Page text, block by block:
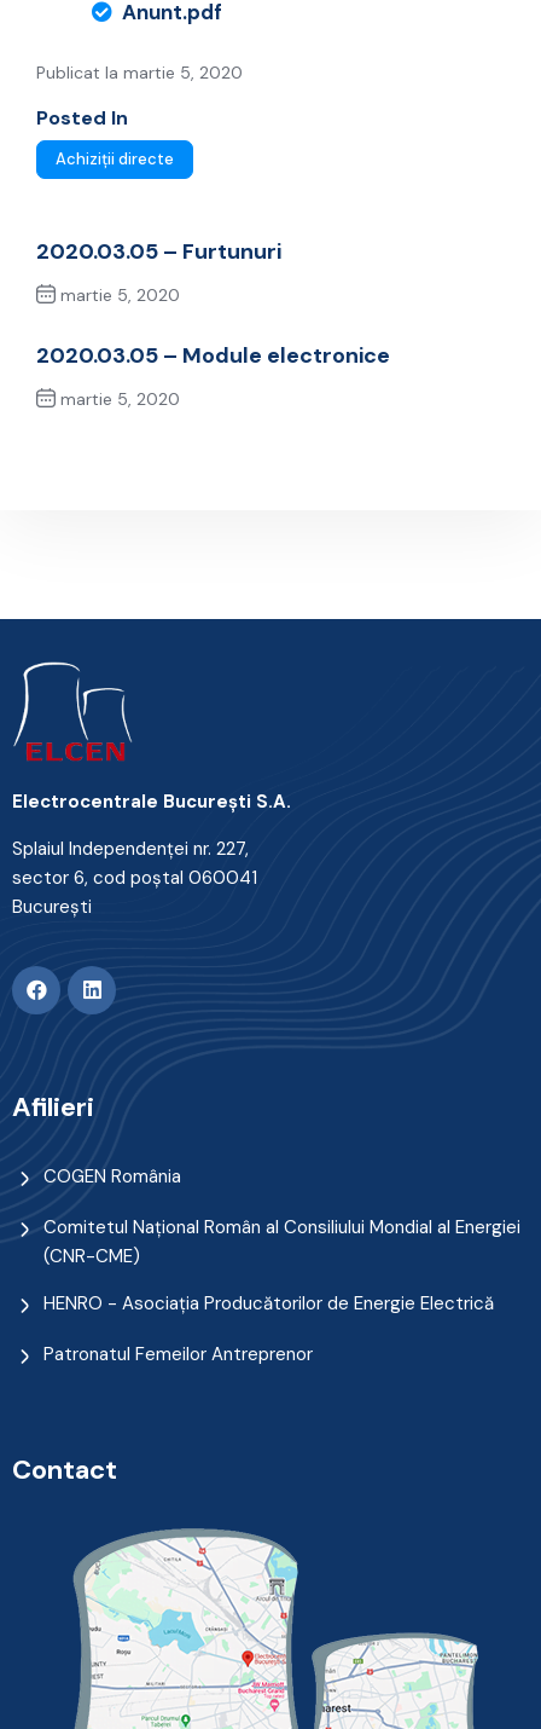
Anunt.pdf
Publicat la martie 5, 2020
Posted In
Achiziții directe
2020.03.05 – Furtunuri
martie 5, 2020
2020.03.05 – Module electronice
martie 5, 2020
Electrocentrale Bucureşti S.A.
Splaiul Independenţei nr. 227,
sector 6, cod poştal 060041
Bucureşti
Afilieri
COGEN România
Comitetul Naţional Român al Consiliului Mondial al Energiei
(CNR-CME)
HENRO - Asociația Producătorilor de Energie Electrică
Patronatul Femeilor Antreprenor
Contact